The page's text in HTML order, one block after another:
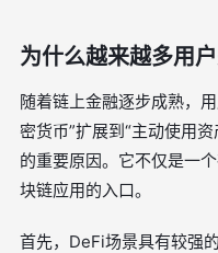
为什么越来越多用
随着链上金融逐步成熟，
密货币”扩展到“主动使用
的重要原因。它不仅是一
块链应用的入口。
首先，DeFi场景具有较强